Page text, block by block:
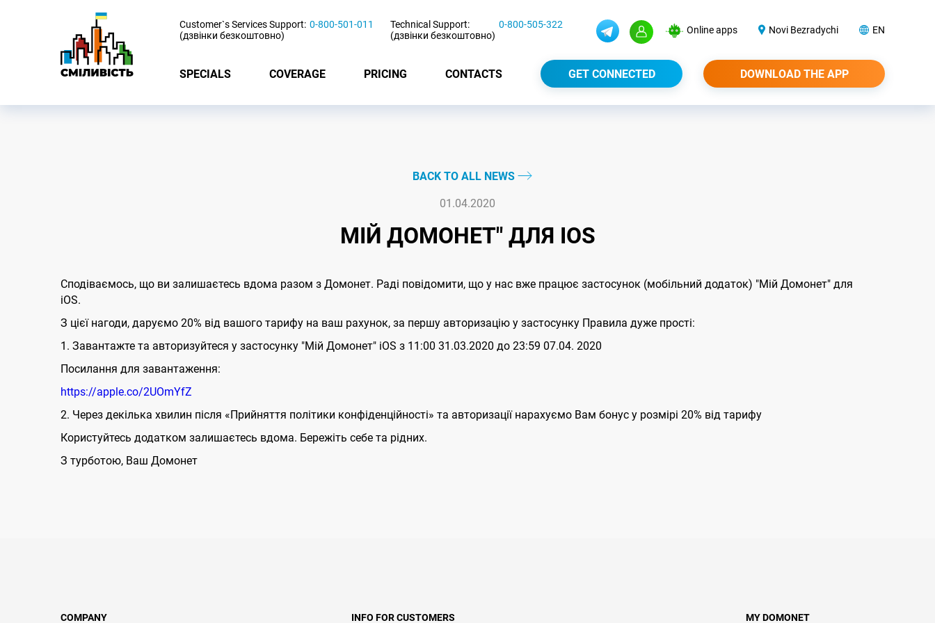
Customer`s Services Support:
(дзвінки безкоштовно)
0-800-501-011
Technical Support:
(дзвінки безкоштовно)
0-800-505-322 Online apps Novi Bezradychi EN
SPECIALS COVERAGE PRICING CONTACTS GET CONNECTED DOWNLOAD THE APP
BACK TO ALL NEWS
01.04.2020
МІЙ ДОМОНЕТ" ДЛЯ IOS
Сподіваємось, що ви залишаєтесь вдома разом з Домонет. Раді повідомити, що у нас вже працює застосунок (мобільний додаток) "Мій Домонет" для
iOS.
З цієї нагоди, даруємо 20% від вашого тарифу на ваш рахунок, за першу авторизацію у застосунку Правила дуже прості:
1. Завантажте та авторизуйтеся у застосунку "Мій Домонет" iOS з 11:00 31.03.2020 до 23:59 07.04. 2020
Посилання для завантаження:
https://apple.co/2UOmYfZ
2. Через декілька хвилин після «Прийняття політики конфіденційності» та авторизації нарахуємо Вам бонус у розмірі 20% від тарифу
Користуйтесь додатком залишаєтесь вдома. Бережіть себе та рідних.
З турботою, Ваш Домонет
COMPANY INFO FOR CUSTOMERS MY DOMONET